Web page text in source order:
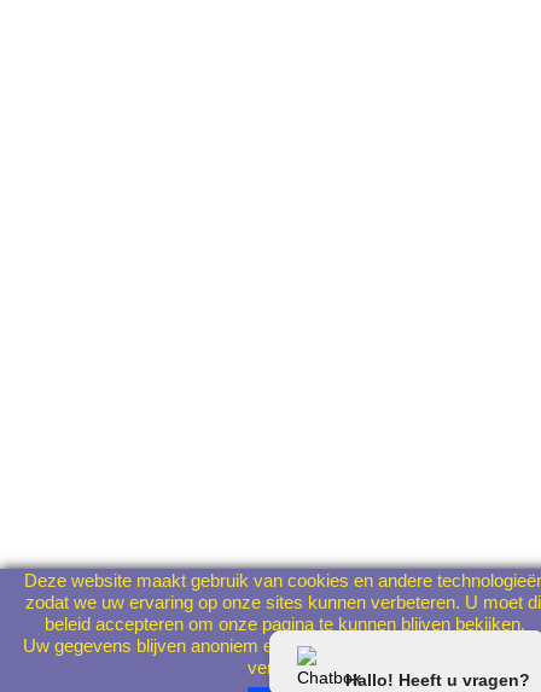
Deze website maakt gebruik van cookies en andere
zodat we uw ervaring op onze sites kunnen verbeteren. U moet
beleid accepteren om onze pagina te kunnen blijven bekijken.
Uw gegevens blijven anoniem en worden in geen geval aan
verstrekt.
Hallo! Heeft u vragen?